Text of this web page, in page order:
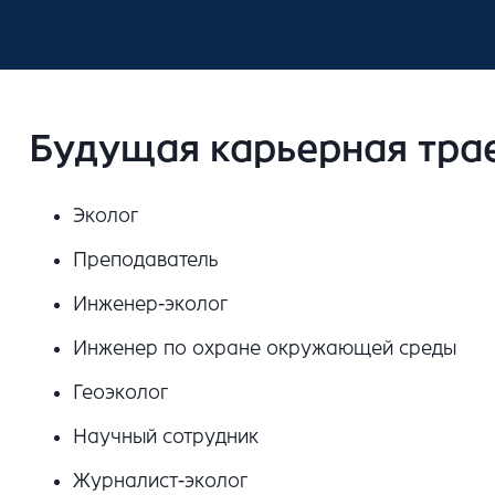
Будущая карьерная
Эколог
Преподаватель
Инженер-эколог
Инженер по охране окружающей среды
Геоэколог
Научный сотрудник
Журналист-эколог